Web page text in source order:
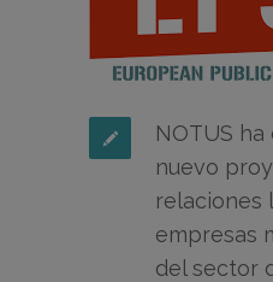
NOTUS
nuevo
relaciones
empresas
del sector